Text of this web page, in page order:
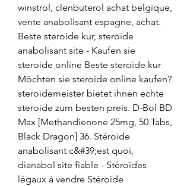
winstrol, clenbuterol achat belgique,
vente anabolisant espagne, achat.
Beste steroide kur, steroide
anabolisant site - Kaufen sie
steroide online Beste steroide kur
Möchten sie steroide online kaufen?
steroidemeister bietet ihnen echte
steroide zum besten preis. D-Bol BD
Max [Methandienone 25mg, 50 Tabs,
Black Dragon] 36. Stéroide
anabolisant c&#39;est quoi,
dianabol site fiable - Stéroïdes
légaux à vendre Stéroide